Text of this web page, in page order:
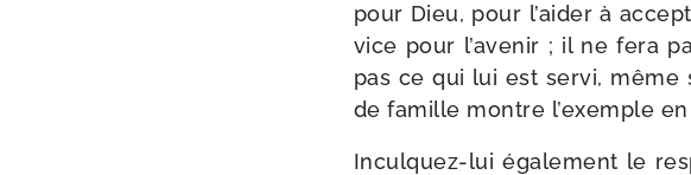
pour Dieu, pour l’ai­der à
vice pour l’a­ve­nir ; il ne fera
pas ce qui lui est ser­vi, même
de famille montre l’exemple
Inculquez-​lui éga­le­ment le